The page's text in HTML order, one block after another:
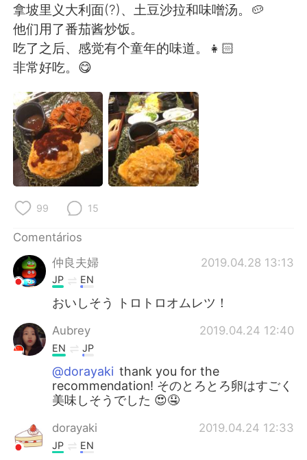
拿坡里义大利面(?)、土豆沙拉和味噌汤。🥔
他们用了番茄酱炒饭。
吃了之后、感觉有个童年的味道。👧🏻
非常好吃。😋
99 15
Comentários
仲良夫婦
2019.04.28 13:13
JP EN
おいしそう トロトロオムレツ！
Aubrey 2019.04.24 12:40
EN JP
@dorayaki thank you for the
recommendation! そのとろとろ卵はすごく
美味しそうでした 😍🤤
dorayaki 2019.04.24 12:33
JP EN